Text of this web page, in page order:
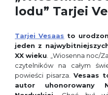
lodu” Tarjei
Tarjei Vesaas to
jeden z
XX wieku . „Wiosenna noc/
czytelników na całym
powieści pisarza. Vesaas
autor uhonorowany